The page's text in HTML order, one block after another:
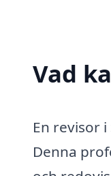
Vad
En revisor
Denna